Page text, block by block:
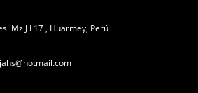
Mz J L17 , Huarmey, Perú